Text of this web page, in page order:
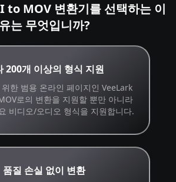
to MOV 변환기를 선택하는 이
유는 무엇입니까?
200개 이상의 형식 지원
한 범용 온라인 페이지인 VeeLark
로의 변환을 지원할 뿐만 아니라
비디오/오디오 형식을 지원합니다.
품질 손실 없이 변환